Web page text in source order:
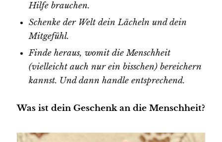
Hilfe brauchen.
Schenke der Welt dein Lächeln und dein
Mitgefühl.
Finde heraus, womit die Menschheit
(vielleicht auch nur ein bisschen) bereichern
kannst. Und dann handle entsprechend.
Was ist dein Geschenk an die Menschheit?